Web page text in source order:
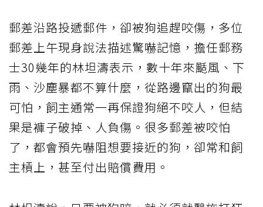
郵差沿路投遞郵件，卻被狗追趕咬傷，多位
郵差上午現身說法描述驚嚇記憶，擔任郵務
士30幾年的林坦濤表示，數十年來颳風、下
雨、沙塵暴都不算什麼，從路邊竄出的狗最
可怕，飼主通常一再保證狗絕不咬人，但結
果是褲子破掉、人負傷。很多郵差被咬怕
了，都會預先嚇阻想要接近的狗，卻常和飼
主槓上，甚至付出賠償費用。